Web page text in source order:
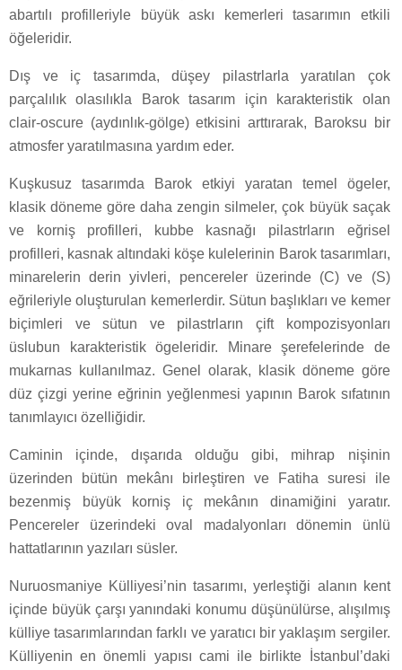
abartılı profilleriyle büyük askı kemerleri tasarımın etkili
öğeleridir.
Dış ve iç tasarımda, düşey pilastrlarla yaratılan çok
parçalılık olasılıkla Barok tasarım için karakteristik olan
clair-oscure (aydınlık-gölge) etkisini arttırarak, Baroksu bir
atmosfer yaratılmasına yardım eder.
Kuşkusuz tasarımda Barok etkiyi yaratan temel ögeler,
klasik döneme göre daha zengin silmeler, çok büyük saçak
ve korniş profilleri, kubbe kasnağı pilastrların eğrisel
profilleri, kasnak altındaki köşe kulelerinin Barok tasarımları,
minarelerin derin yivleri, pencereler üzerinde (C) ve (S)
eğrileriyle oluşturulan kemerlerdir. Sütun başlıkları ve kemer
biçimleri ve sütun ve pilastrların çift kompozisyonları
üslubun karakteristik ögeleridir. Minare şerefelerinde de
mukarnas kullanılmaz. Genel olarak, klasik döneme göre
düz çizgi yerine eğrinin yeğlenmesi yapının Barok sıfatının
tanımlayıcı özelliğidir.
Caminin içinde, dışarıda olduğu gibi, mihrap nişinin
üzerinden bütün mekânı birleştiren ve Fatiha suresi ile
bezenmiş büyük korniş iç mekânın dinamiğini yaratır.
Pencereler üzerindeki oval madalyonları dönemin ünlü
hattatlarının yazıları süsler.
Nuruosmaniye Külliyesi’nin tasarımı, yerleştiği alanın kent
içinde büyük çarşı yanındaki konumu düşünülürse, alışılmış
külliye tasarımlarından farklı ve yaratıcı bir yaklaşım sergiler.
Külliyenin en önemli yapısı cami ile birlikte İstanbul’daki